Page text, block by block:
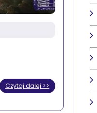
Czytaj dalej >>